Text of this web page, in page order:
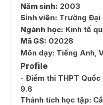
Năm sinh: 2003
Sinh viên: Trường Đại
Ngành học: Kinh tế
Mã GS: 02028
Môn dạy: Tiếng Anh,
Profile
- Điểm thi THPT
9.6
Thành tích học tập: